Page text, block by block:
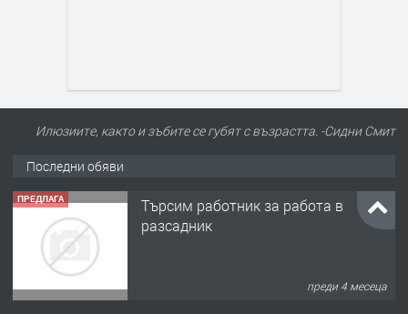
Илюзиите, както и зъбите се губят с възрастта. -Сидни Смит
Последни обяви
ПРЕДЛАГА
Търсим работник за работа в
разсадник
преди 4 месеца